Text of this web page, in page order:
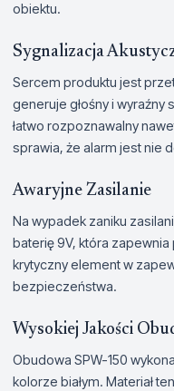
obiektu.
Sygnalizacja
Sercem produktu jest
generuje głośny i wyraźny
łatwo rozpoznawalny
sprawia, że alarm jest nie
Awaryjne Zasilanie
Na wypadek zaniku
baterię 9V, która
krytyczny element w
bezpieczeństwa.
Wysokiej Jakości
Obudowa SPW-150
kolorze białym. Materiał